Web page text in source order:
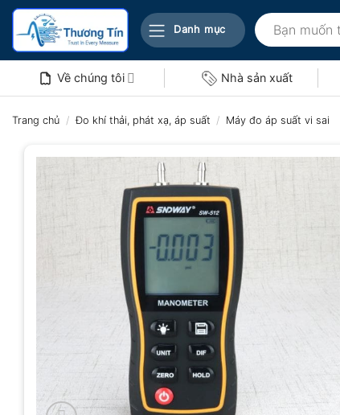
Bỏ
nội
Danh mục
Tìm
kiếm:
Về chúng tôi Nhà sản xuất
Trang chủ / Đo khí thải, phát xạ, áp suất / Máy đo áp suất vi sai